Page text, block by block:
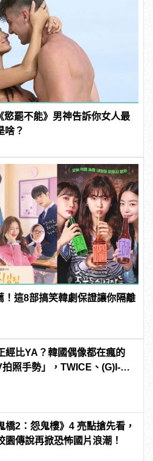
慾罷不能》男神告訴你女人最
啥？
！這8部搞笑韓劇保證讓你隔離
經比YA？韓國偶像都在瘋的
拍照手勢」，TWICE、(G)I-
橋2：怨鬼樓》4 亮點搶先看，
園傳說再掀恐怖國片浪潮！